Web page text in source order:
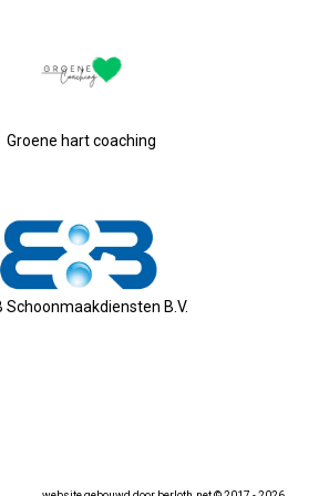
26-01-2026 Verkiezingsdebat!
05-11-2025:
03-11-2025: Pubquiz
Groene hart coaching
Schoonmaakdiensten B.V.